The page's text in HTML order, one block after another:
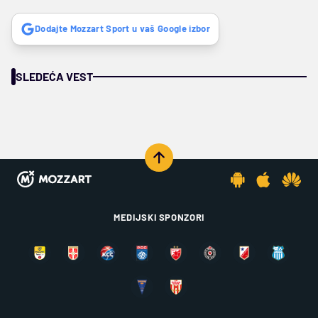
Dodajte Mozzart Sport u vaš Google izbor
SLEDEĆA VEST
MEDIJSKI SPONZORI